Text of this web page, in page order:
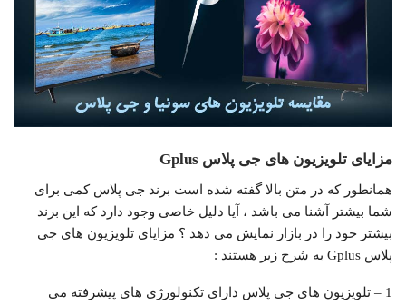
مزایای تلویزیون های جی پلاس Gplus
همانطور که در متن بالا گفته شده است برند جی پلاس کمی برای
شما بیشتر آشنا می باشد ، آیا دلیل خاصی وجود دارد که این برند
بیشتر خود را در بازار نمایش می دهد ؟ مزایای تلویزیون‌ های جی
پلاس Gplus به شرح زیر هستند :
1 – تلویزیون های جی پلاس دارای تکنولورژی های پیشرفته می